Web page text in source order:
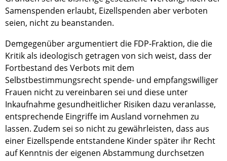
Samenspenden erlaubt, Eizellspenden aber verboten
seien, nicht zu beanstanden.
Demgegenüber argumentiert die FDP-Fraktion, die die
Kritik als ideologisch getragen von sich weist, dass der
Fortbestand des Verbots mit dem
Selbstbestimmungsrecht spende- und empfangswilliger
Frauen nicht zu vereinbaren sei und diese unter
Inkaufnahme gesundheitlicher Risiken dazu veranlasse,
entsprechende Eingriffe im Ausland vornehmen zu
lassen. Zudem sei so nicht zu gewährleisten, dass aus
einer Eizellspende entstandene Kinder später ihr Recht
auf Kenntnis der eigenen Abstammung durchsetzen